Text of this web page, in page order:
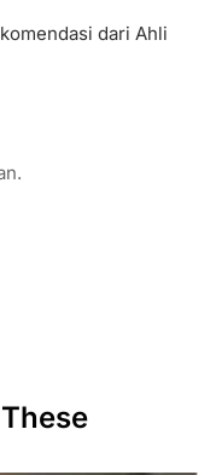
dari Ahli